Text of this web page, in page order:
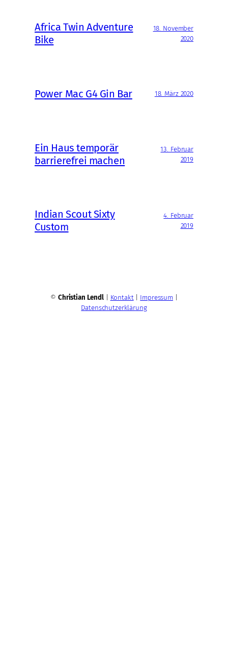
Africa Twin Adventure
Bike
18. November
2020
Power Mac G4 Gin Bar 18. März 2020
Ein Haus temporär
barrierefrei machen
13. Februar
2019
Indian Scout Sixty
Custom
4. Februar
2019
© Christian Lendl| Kontakt| Impressum
Datenschutzerklärung